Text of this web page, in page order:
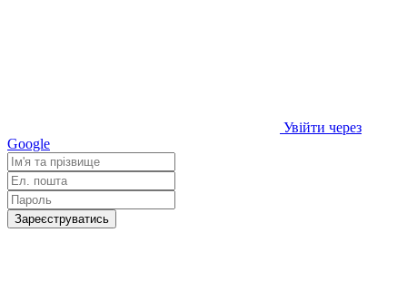
Увійти через
Google
Зареєструватись